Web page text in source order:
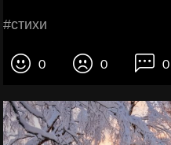
#cтихи
0 0 0